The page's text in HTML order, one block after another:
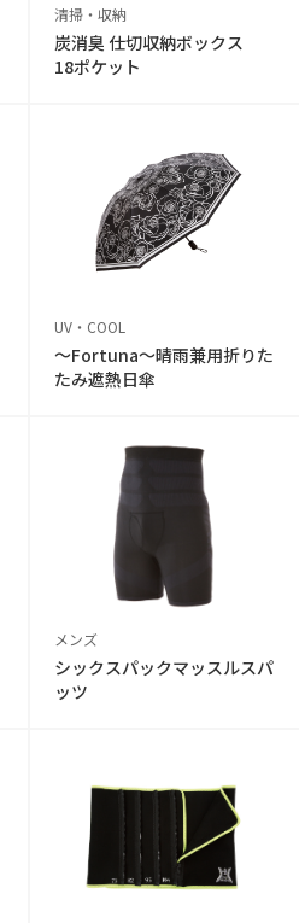
清掃・収納
炭消臭 仕切収納ボックス
18ポケット
UV・COOL
〜Fortuna〜晴雨兼用折りた
たみ遮熱日傘
メンズ
シックスパックマッスルスパ
ッツ